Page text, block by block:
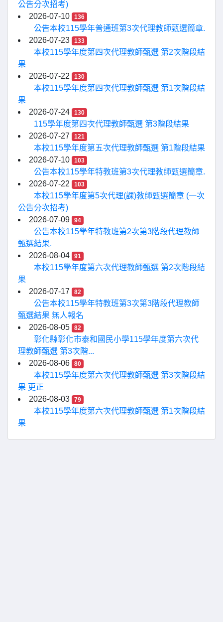
公告分次招考)
2026-07-10
136
公告本校115學年普通班第3次代理教師甄選簡章.
2026-07-23
133
本校115學年度第四次代理教師甄選 第2次階段結
果
2026-07-22
130
本校115學年度第四次代理教師甄選 第1次階段結
果
2026-07-24
130
115學年度第四次代理教師甄選 第3階段結果
2026-07-27
121
本校115學年度第五次代理教師甄選 第1階段結果
2026-07-10
103
公告本校115學年特教班第3次代理教師甄選簡章.
2026-07-22
103
本校115學年度第5次代理(課)教師甄選簡章 (一次
公告分次招考)
2026-07-09
94
公告本校115學年特教班第2次第3階段代理教師
甄選結果.
2026-08-04
91
本校115學年度第六次代理教師甄選 第2次階段結
果
2026-07-17
82
公告本校115學年特教班第3次第3階段代理教師
甄選結果 無人報名
2026-08-05
82
彰化縣彰化市泰和國民小學115學年度第六次代
理教師甄選 第3次階...
2026-08-06
80
本校115學年度第六次代理教師甄選 第3次階段結
果 更正
2026-08-03
79
本校115學年度第六次代理教師甄選 第1次階段結
果